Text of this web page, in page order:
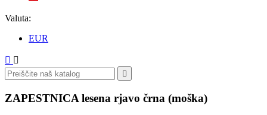
Valuta:
EUR
 

ZAPESTNICA lesena rjavo črna (moška)